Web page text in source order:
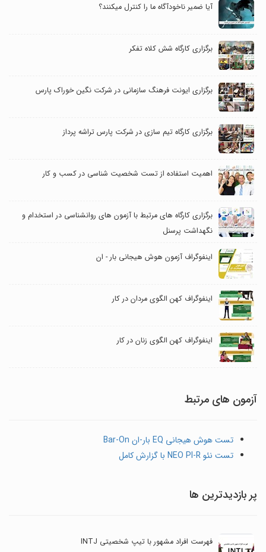
آیا ضمیر ناخودآگاه ما را کنترل می‎کنند؟
برگزاری کارگاه شش کلاه تفکر
برگزاری ایونت فرهنگ سازمانی در شرکت نگین خوراک پارس
برگزاری کارگاه تیم سازی در شرکت پارس تراشه پرداز
اهمیت استفاده از تست شخصیت شناسی در کسب و کار
برگزاری کارگاه های مرتبط با آزمون های روانشناسی در استخدام و
نگهداشت پرسنل
اینفوگراف آزمون هوش هیجانی بار - ان
اینفوگراف کهن الگوی مردان در کار
اینفوگراف کهن الگوی زنان در کار
آزمون های مرتبط
تست هوش هیجانی EQ بار-ان Bar-On
تست نئو NEO PI-R با گزارش کامل
پر بازدیدترین ها
فهرست افراد مشهور با تیپ شخصیتی INTJ